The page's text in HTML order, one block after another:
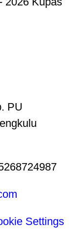
PU
Settings